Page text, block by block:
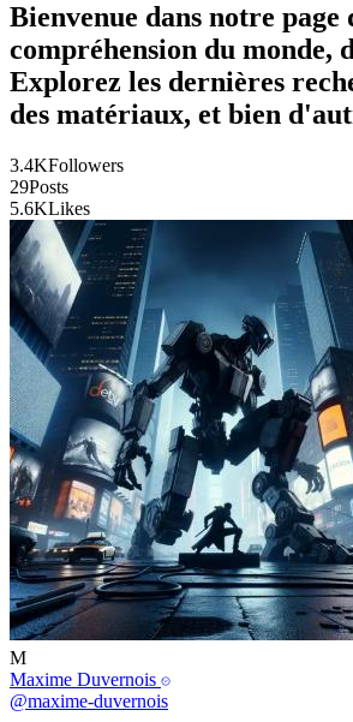
Bienvenue dans notre
compréhension du monde,
Explorez les dernières
des matériaux, et bien
3.4KFollowers
29Posts
5.6KLikes
M
Maxime Duvernois
@maxime-duvernois